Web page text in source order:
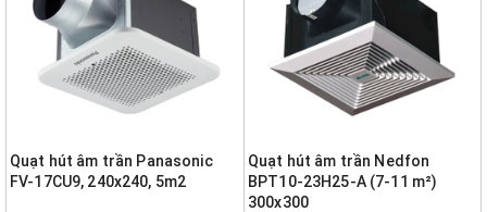
Quạt hút âm trần Panasonic
FV-17CU9, 240x240, 5m2
Quạt hút âm trần Nedfon
BPT10-23H25-A (7-11 m²)
300x300